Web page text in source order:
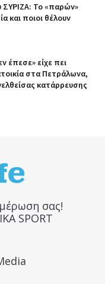
Το «παρών»
και ποιοι θέλουν
έπεσε» είχε πει
στα Πετράλωνα,
κατάρρευσης
σας!
SPORT